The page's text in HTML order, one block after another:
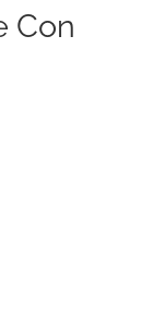
Con